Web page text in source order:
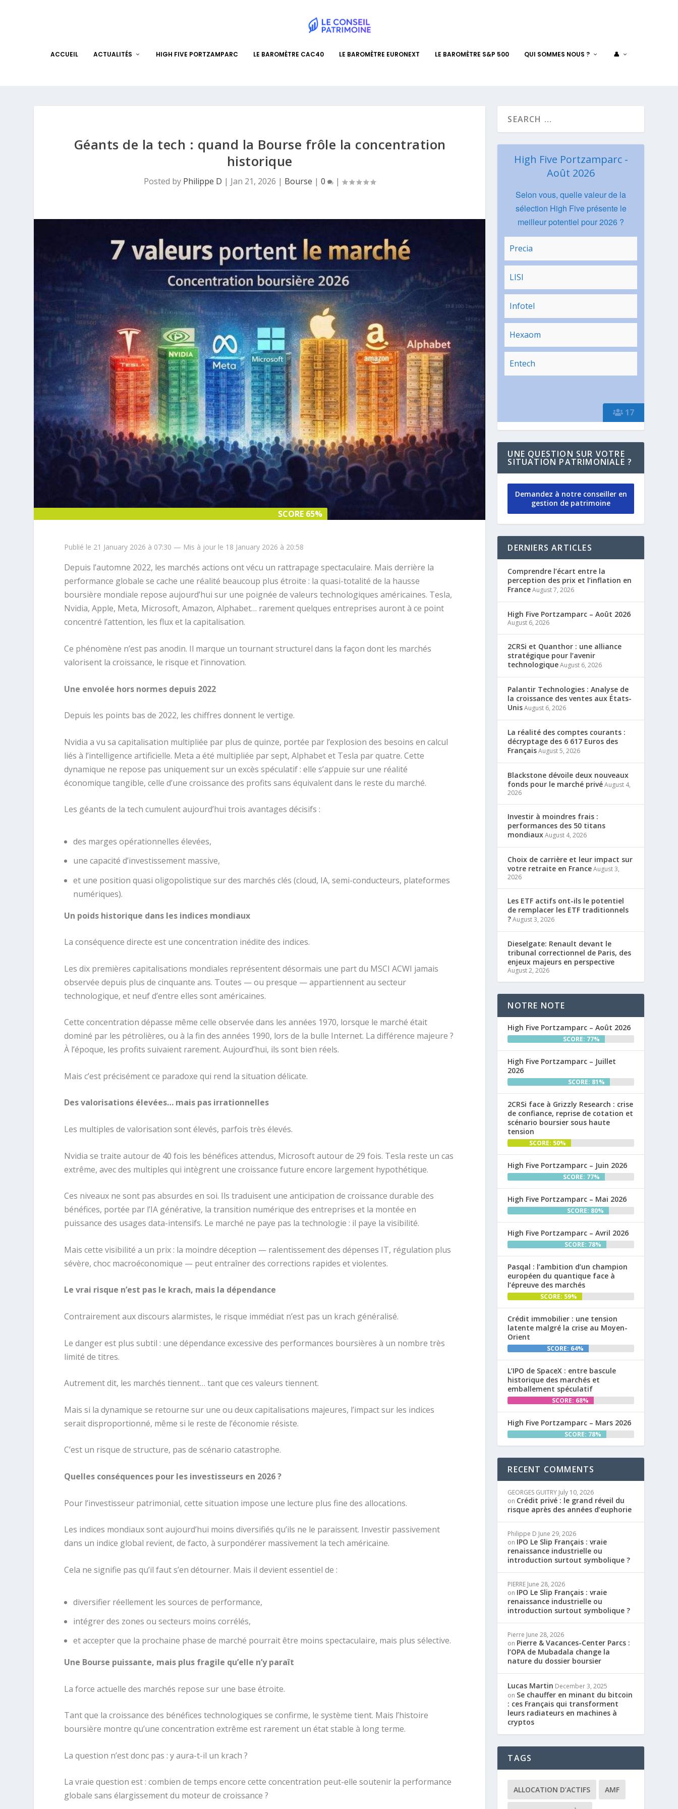
ACCUEIL ACTUALITÉS HIGH FIVE PORTZAMPARC LE BAROMÈTRE CAC40 LE BAROMÈTRE EURONEXT LE BAROMÈTRE S&P 500 QUI SOMMES NOUS ? 👤
Géants de la tech : quand la Bourse frôle la concentration
historique
Posted by Philippe D | Jan 21, 2026 | Bourse |0 |
SCORE 65%
SCORE 65%
Publié le 21 January 2026 à 07:30 — Mis à jour le 18 January 2026 à 20:58
Depuis l’automne 2022, les marchés actions ont vécu un rattrapage spectaculaire. Mais derrière la
performance globale se cache une réalité beaucoup plus étroite : la quasi-totalité de la hausse
boursière mondiale repose aujourd’hui sur une poignée de valeurs technologiques américaines. Tesla,
Nvidia, Apple, Meta, Microsoft, Amazon, Alphabet… rarement quelques entreprises auront à ce point
concentré l’attention, les flux et la capitalisation.
Ce phénomène n’est pas anodin. Il marque un tournant structurel dans la façon dont les marchés
valorisent la croissance, le risque et l’innovation.
Une envolée hors normes depuis 2022
Depuis les points bas de 2022, les chiffres donnent le vertige.
Nvidia a vu sa capitalisation multipliée par plus de quinze, portée par l’explosion des besoins en calcul
liés à l’intelligence artificielle. Meta a été multipliée par sept, Alphabet et Tesla par quatre. Cette
dynamique ne repose pas uniquement sur un excès spéculatif : elle s’appuie sur une réalité
économique tangible, celle d’une croissance des profits sans équivalent dans le reste du marché.
Les géants de la tech cumulent aujourd’hui trois avantages décisifs :
des marges opérationnelles élevées,
une capacité d’investissement massive,
et une position quasi oligopolistique sur des marchés clés (cloud, IA, semi-conducteurs, plateformes
numériques).
Un poids historique dans les indices mondiaux
La conséquence directe est une concentration inédite des indices.
Les dix premières capitalisations mondiales représentent désormais une part du MSCI ACWI jamais
observée depuis plus de cinquante ans. Toutes — ou presque — appartiennent au secteur
technologique, et neuf d’entre elles sont américaines.
Cette concentration dépasse même celle observée dans les années 1970, lorsque le marché était
dominé par les pétrolières, ou à la fin des années 1990, lors de la bulle Internet. La différence majeure ?
À l’époque, les profits suivaient rarement. Aujourd’hui, ils sont bien réels.
Mais c’est précisément ce paradoxe qui rend la situation délicate.
Des valorisations élevées… mais pas irrationnelles
Les multiples de valorisation sont élevés, parfois très élevés.
Nvidia se traite autour de 40 fois les bénéfices attendus, Microsoft autour de 29 fois. Tesla reste un cas
extrême, avec des multiples qui intègrent une croissance future encore largement hypothétique.
Ces niveaux ne sont pas absurdes en soi. Ils traduisent une anticipation de croissance durable des
bénéfices, portée par l’IA générative, la transition numérique des entreprises et la montée en
puissance des usages data-intensifs. Le marché ne paye pas la technologie : il paye la visibilité.
Mais cette visibilité a un prix : la moindre déception — ralentissement des dépenses IT, régulation plus
sévère, choc macroéconomique — peut entraîner des corrections rapides et violentes.
Le vrai risque n’est pas le krach, mais la dépendance
Contrairement aux discours alarmistes, le risque immédiat n’est pas un krach généralisé.
Le danger est plus subtil : une dépendance excessive des performances boursières à un nombre très
limité de titres.
Autrement dit, les marchés tiennent… tant que ces valeurs tiennent.
Mais si la dynamique se retourne sur une ou deux capitalisations majeures, l’impact sur les indices
serait disproportionné, même si le reste de l’économie résiste.
C’est un risque de structure, pas de scénario catastrophe.
Quelles conséquences pour les investisseurs en 2026 ?
Pour l’investisseur patrimonial, cette situation impose une lecture plus fine des allocations.
Les indices mondiaux sont aujourd’hui moins diversifiés qu’ils ne le paraissent. Investir passivement
dans un indice global revient, de facto, à surpondérer massivement la tech américaine.
Cela ne signifie pas qu’il faut s’en détourner. Mais il devient essentiel de :
diversifier réellement les sources de performance,
intégrer des zones ou secteurs moins corrélés,
et accepter que la prochaine phase de marché pourrait être moins spectaculaire, mais plus sélective.
Une Bourse puissante, mais plus fragile qu’elle n’y paraît
La force actuelle des marchés repose sur une base étroite.
Tant que la croissance des bénéfices technologiques se confirme, le système tient. Mais l’histoire
boursière montre qu’une concentration extrême est rarement un état stable à long terme.
La question n’est donc pas : y aura-t-il un krach ?
La vraie question est : combien de temps encore cette concentration peut-elle soutenir la performance
globale sans élargissement du moteur de croissance ?
17
High Five Portzamparc -
Août 2026
Selon vous, quelle valeur de la
sélection High Five présente le
meilleur potentiel pour 2026 ?
Precia
LISI
Infotel
Hexaom
Entech
UNE QUESTION SUR VOTRE
SITUATION PATRIMONIALE ?
Demandez à notre conseiller en
gestion de patrimoine
DERNIERS ARTICLES
Comprendre l’écart entre la
perception des prix et l’inflation en
FranceAugust 7, 2026
High Five Portzamparc – Août 2026
August 6, 2026
2CRSi et Quanthor : une alliance
stratégique pour l’avenir
technologiqueAugust 6, 2026
Palantir Technologies : Analyse de
la croissance des ventes aux États-
UnisAugust 6, 2026
La réalité des comptes courants :
décryptage des 6 617 Euros des
FrançaisAugust 5, 2026
Blackstone dévoile deux nouveaux
fonds pour le marché privéAugust 4,
2026
Investir à moindres frais :
performances des 50 titans
mondiauxAugust 4, 2026
Choix de carrière et leur impact sur
votre retraite en FranceAugust 3,
2026
Les ETF actifs ont-ils le potentiel
de remplacer les ETF traditionnels
?August 3, 2026
Dieselgate: Renault devant le
tribunal correctionnel de Paris, des
enjeux majeurs en perspective
August 2, 2026
NOTRE NOTE
High Five Portzamparc – Août 2026
SCORE: 77%
High Five Portzamparc – Juillet
2026
SCORE: 81%
2CRSi face à Grizzly Research : crise
de confiance, reprise de cotation et
scénario boursier sous haute
tension
SCORE: 50%
High Five Portzamparc – Juin 2026
SCORE: 77%
High Five Portzamparc – Mai 2026
SCORE: 80%
High Five Portzamparc – Avril 2026
SCORE: 78%
Pasqal : l’ambition d’un champion
européen du quantique face à
l’épreuve des marchés
SCORE: 59%
Crédit immobilier : une tension
latente malgré la crise au Moyen-
Orient
SCORE: 64%
L’IPO de SpaceX : entre bascule
historique des marchés et
emballement spéculatif
SCORE: 68%
High Five Portzamparc – Mars 2026
SCORE: 78%
RECENT COMMENTS
GEORGES GUITRY July 10, 2026
on Crédit privé : le grand réveil du
risque après des années d’euphorie
Philippe D June 29, 2026
on IPO Le Slip Français : vraie
renaissance industrielle ou
introduction surtout symbolique ?
PIERRE June 28, 2026
on IPO Le Slip Français : vraie
renaissance industrielle ou
introduction surtout symbolique ?
Pierre June 28, 2026
on Pierre & Vacances-Center Parcs :
l’OPA de Mubadala change la
nature du dossier boursier
Lucas Martin December 3, 2025
on Se chauffer en minant du bitcoin
: ces Français qui transforment
leurs radiateurs en machines à
cryptos
TAGS
ALLOCATION D’ACTIFS AMF